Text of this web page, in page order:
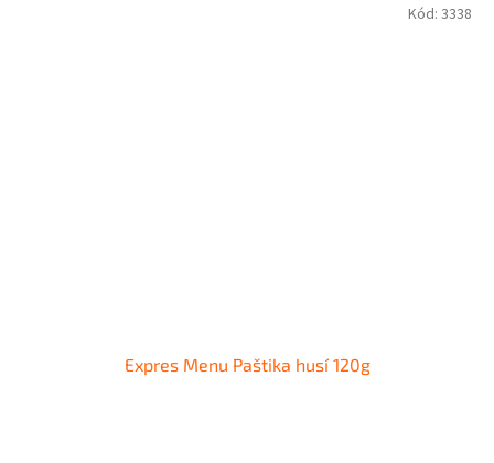
Expres Menu Paštika husí 120g
Kód: 3338